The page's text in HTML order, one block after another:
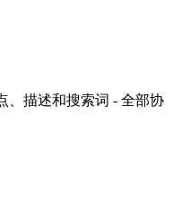
、描述和搜索词 - 全部协